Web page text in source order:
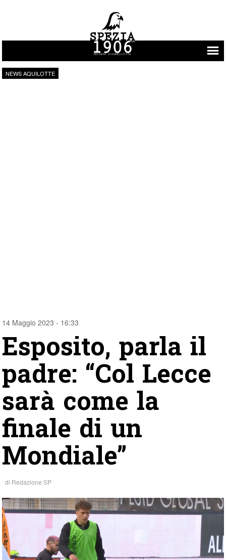
Vai al contenuto
NEWS AQUILOTTE
14 Maggio 2023 - 16:33
Esposito, parla il
padre: “Col Lecce
sarà come la
finale di un
Mondiale”
di Redazione SP